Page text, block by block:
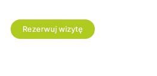
Rezerwuj wizytę